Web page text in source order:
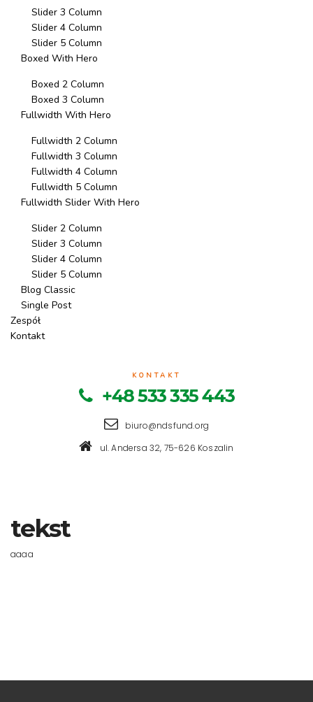
Slider 3 Column
Slider 4 Column
Slider 5 Column
Boxed With Hero
Boxed 2 Column
Boxed 3 Column
Fullwidth With Hero
Fullwidth 2 Column
Fullwidth 3 Column
Fullwidth 4 Column
Fullwidth 5 Column
Fullwidth Slider With Hero
Slider 2 Column
Slider 3 Column
Slider 4 Column
Slider 5 Column
Blog Classic
Single Post
Zespół
Kontakt
KONTAKT
+48 533 335 443
biuro@ndsfund.org
ul. Andersa 32, 75-626 Koszalin
tekst
aaaa